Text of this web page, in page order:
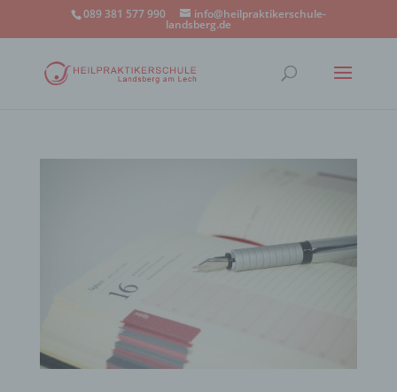
089 381 577 990 info@heilpraktikerschule-
landsberg.de